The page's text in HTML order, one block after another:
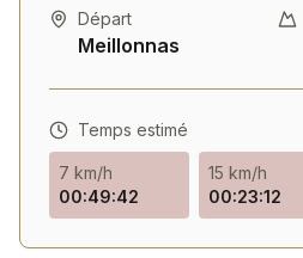
Départ
Meillonnas
Temps estimé
7 km/h
00:49:42
15 km/h
00:23:12